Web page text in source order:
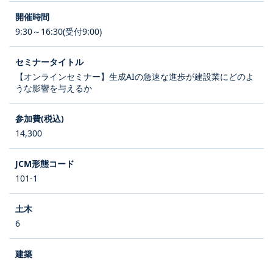
9:30～16:30(受付9:00)
【オンラインセミナー】生成AIの急速な進歩が建設業にどのよ
うな影響を与えるか
14,300
101-1
6